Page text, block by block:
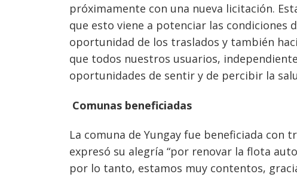
próximamente con una nueva licitación.
que esto viene a potenciar las condiciones
oportunidad de los traslados y también
que todos nuestros usuarios,
oportunidades de sentir y de percibir la
Comunas beneficiadas
La comuna de Yungay fue beneficiada con
expresó su alegría “por renovar la flota
por lo tanto, estamos muy contentos,
Navegación